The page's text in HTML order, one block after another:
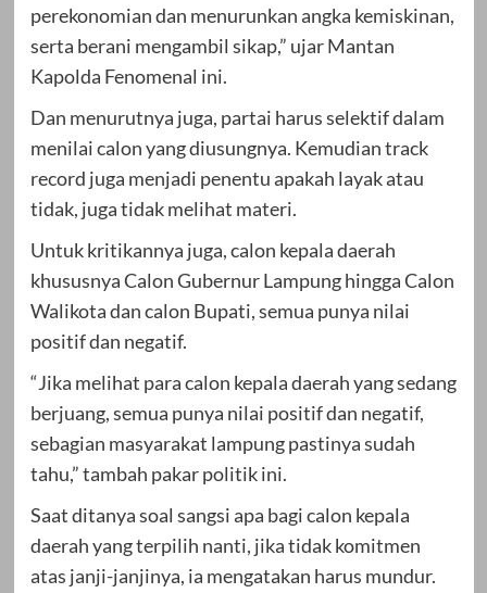
perekonomian dan menurunkan angka kemiskinan,
serta berani mengambil sikap,” ujar Mantan
Kapolda Fenomenal ini.
Dan menurutnya juga, partai harus selektif dalam
menilai calon yang diusungnya. Kemudian track
record juga menjadi penentu apakah layak atau
tidak, juga tidak melihat materi.
Untuk kritikannya juga, calon kepala daerah
khususnya Calon Gubernur Lampung hingga Calon
Walikota dan calon Bupati, semua punya nilai
positif dan negatif.
“Jika melihat para calon kepala daerah yang sedang
berjuang, semua punya nilai positif dan negatif,
sebagian masyarakat lampung pastinya sudah
tahu,” tambah pakar politik ini.
Saat ditanya soal sangsi apa bagi calon kepala
daerah yang terpilih nanti, jika tidak komitmen
atas janji-janjinya, ia mengatakan harus mundur.